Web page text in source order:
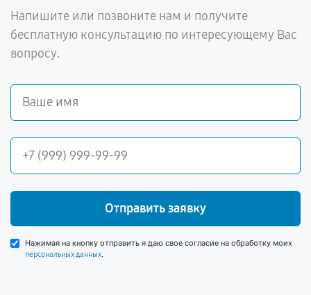
Напишите или позвоните нам и получите
бесплатную консультацию по интересующему Вас
вопросу.
Отправить заявку
Нажимая на кнопку отправить я даю свое согласие на обработку моих
персональных данных.